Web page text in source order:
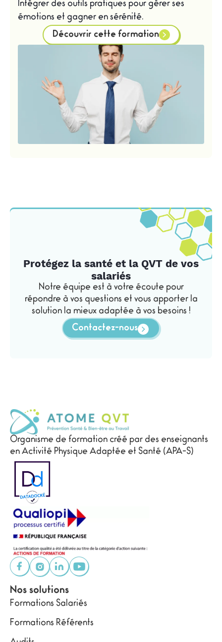
Intégrer des outils pratiques pour gérer ses
émotions et gagner en sérénité.
Découvrir cette formation
Protégez la santé et la QVT de vos
salariés
Notre équipe est à votre écoute pour
répondre à vos questions et vous apporter la
solution la mieux adaptée à vos besoins !
Contactez-nous
Organisme de formation créé par des enseignants
en Activité Physique Adaptée et Santé (APA-S)
Nos solutions
Formations Salariés
Formations Référents